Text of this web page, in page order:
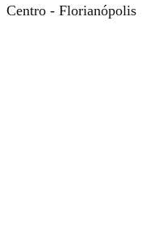
Centro - Florianópolis